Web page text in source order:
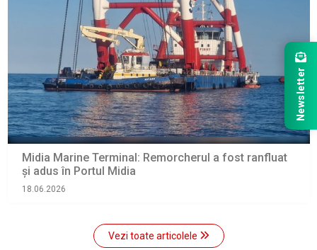
Midia Marine Terminal: Remorcherul a fost ranfluat
și adus în Portul Midia
18.06.2026
Vezi toate articolele
Newsletter